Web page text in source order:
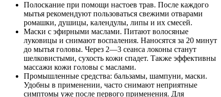
Статьи
Контакты
Полоскание при помощи настоев трав. После каждого
мытья рекомендуют пользоваться свежими отварами
ромашки, душицы, календулы, липы и их смесей.
Маски с эфирными маслами. Питают волосяные
луковицы и снимают воспаления. Наносятся за 20 минут
до мытья головы. Через 2—3 сеанса локоны станут
шелковистыми, сухость кожи спадет. Также эффективны
массажи кожи головы с маслами.
Промышленные средства: бальзамы, шампуни, маски.
Удобны в применении, часто снимают неприятные
симптомы уже после первого применения. Для